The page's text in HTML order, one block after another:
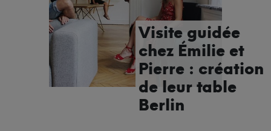
Visite guidée
chez Émilie et
Pierre : création
de leur table
Berlin